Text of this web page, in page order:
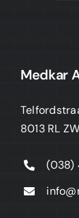
Medkar
8013 RL
(038)